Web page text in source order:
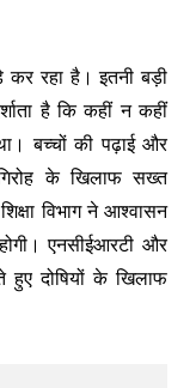
कर रहा है। इतनी बड़ी
है कि कहीं न कहीं
बच्चों की पढ़ाई और
के खिलाफ सख्त
विभाग ने आश्वासन
एनसीईआरटी और
दोषियों के खिलाफ